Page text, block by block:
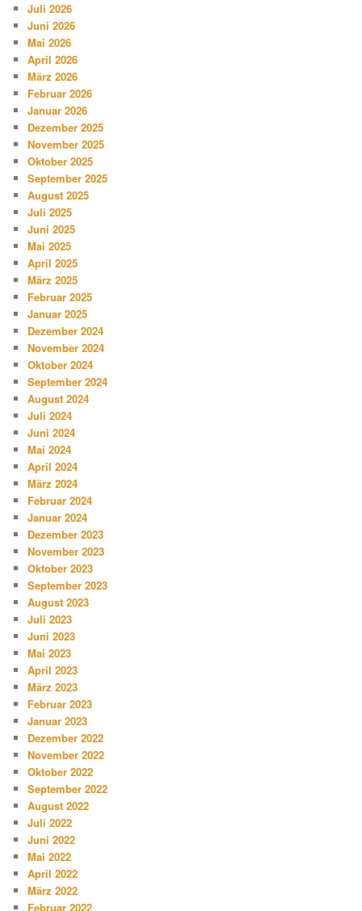
Juli 2026
Juni 2026
Mai 2026
April 2026
März 2026
Februar 2026
Januar 2026
Dezember 2025
November 2025
Oktober 2025
September 2025
August 2025
Juli 2025
Juni 2025
Mai 2025
April 2025
März 2025
Februar 2025
Januar 2025
Dezember 2024
November 2024
Oktober 2024
September 2024
August 2024
Juli 2024
Juni 2024
Mai 2024
April 2024
März 2024
Februar 2024
Januar 2024
Dezember 2023
November 2023
Oktober 2023
September 2023
August 2023
Juli 2023
Juni 2023
Mai 2023
April 2023
März 2023
Februar 2023
Januar 2023
Dezember 2022
November 2022
Oktober 2022
September 2022
August 2022
Juli 2022
Juni 2022
Mai 2022
April 2022
März 2022
Februar 2022